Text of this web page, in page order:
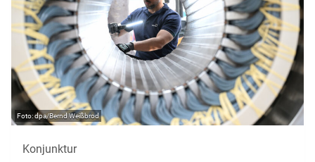
dpa/Bernd Weißbrod
Konjunktur